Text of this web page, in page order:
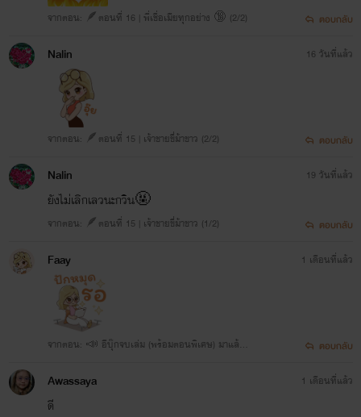
จากตอน: 🪶ตอนที่ 16 | พี่เชื่อเมียทุกอย่าง 🔞 (2/2) ตอบกลับ
Nalin
จากตอน: 🪶ตอนที่ 15 | เจ้าชายขี่ม้าขาว (2/2)
16 วันที่แล้ว
ตอบกลับ
Nalin
ยังไม่เลิกเลวนะกวิน🤬
จากตอน: 🪶ตอนที่ 15 | เจ้าชายขี่ม้าขาว (1/2)
19 วันที่แล้ว
ตอบกลับ
Faay
จากตอน: 📣 อีบุ๊กจบเล่ม (พร้อมตอนพิเศษ) มาแล้ว
1 เดือนที่แล้ว
ตอบกลับ
Awassaya
ดี
1 เดือนที่แล้ว